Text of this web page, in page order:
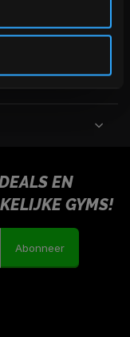
EN
GYMS!
Abonneer
korting